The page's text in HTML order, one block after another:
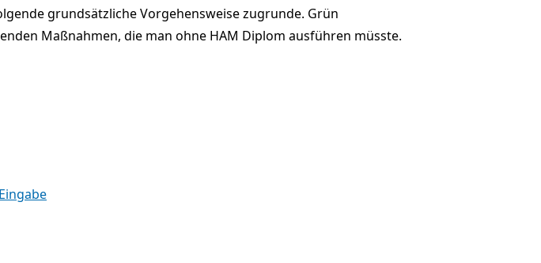
grundsätzliche Vorgehensweise zugrunde. Grün
Maßnahmen, die man ohne HAM Diplom ausführen müsste.